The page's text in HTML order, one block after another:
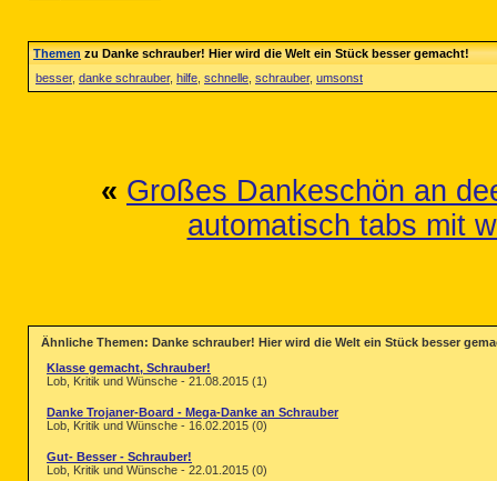
Themenzu Danke schrauber! Hier wird die Welt ein Stück besser gemacht!
besser, danke schrauber, hilfe schnelle schrauber, umsonst
« Großes Dankeschön an
automatisch tabs mit
Ähnliche Themen: Danke schrauber! Hier wird die Welt ein Stück besser
Klasse gemacht, Schrauber!
Lob, Kritik und Wünsche - 21.08.2015 (1)
Danke Trojaner-Board - Mega-Danke an Schrauber
Lob, Kritik und Wünsche - 16.02.2015 (0)
Gut- Besser - Schrauber!
Lob, Kritik und Wünsche - 22.01.2015 (0)